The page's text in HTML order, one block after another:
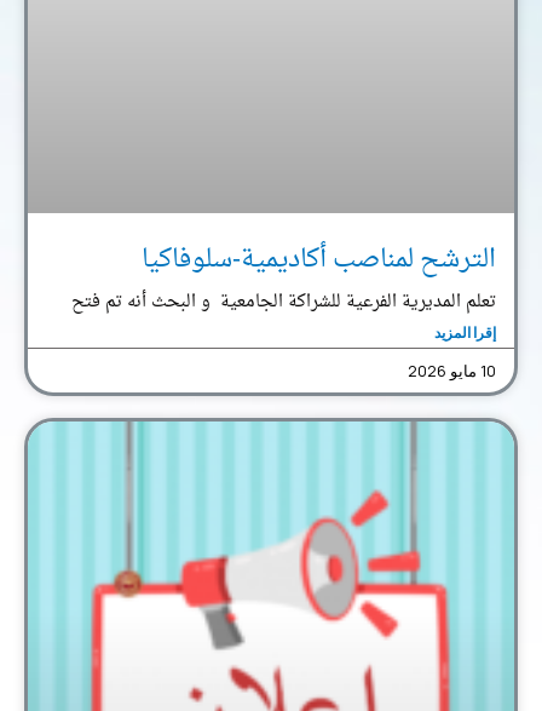
الترشح لمناصب أكاديمية-سلوفاكيا
تعلم المديرية الفرعية للشراكة الجامعية و البحث أنه تم فتح
إقرا المزيد
10 مايو 2026